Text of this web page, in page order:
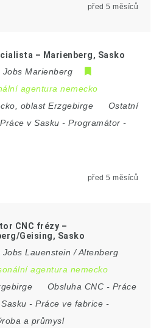
před 5 měsíců
– Marienberg, Sasko
Jobs Marienberg
agentura nemecko
oblast Erzgebirge
Ostatní
Práce v Sasku -Programátor -
před 5 měsíců
CNC frézy –
Geising, Sasko
Jobs Lauenstein / Altenberg
agentura nemecko
Obsluha CNC - Práce
-Práce ve fabrice -
a průmysl